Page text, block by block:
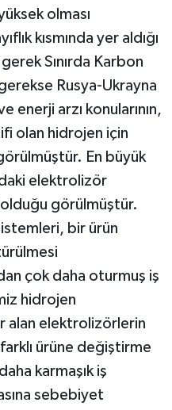
olması
kısmında yer aldığı
Sınırda Karbon
Rusya-Ukrayna
enerji arzı konularının,
olan hidrojen için
En büyük
elektrolizör
olduğu görülmüştür.
bir ürün
çok daha oturmuş iş
hidrojen
alan elektrolizörlerin
ürüne değiştirme
karmaşık iş
sebebiyet